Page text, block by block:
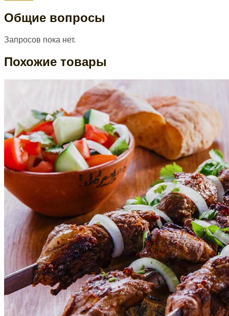
Общие вопросы
Запросов пока нет.
Похожие товары